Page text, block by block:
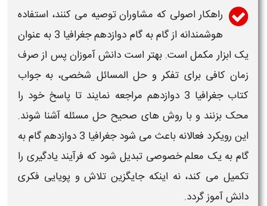
راهکار اصولی که مشاوران توصیه می کنند، استفاده
هوشمندانه ازگام به گام دوازدهم جغرافیا 3
به عنوان
یک ابزار مکمل است. بهتر است دانش آموزان پس از صرف
زمان کافی برای تفکر و حل المسائل شخصی، بهجواب
کتاب جغرافیا 3 دوازدهم
مراجعه نمایند تا پاسخ خود را
محک بزنند و با روش های صحیح حل مسئله آشنا شوند.
این رویکرد فعالانه باعث می شود
جغرافیا 3 دوازدهم گام به
گام به یک معلم خصوصی تبدیل شود که فرآیند یادگیری را
تکمیل می کند، نه اینکه جایگزین تلاش و پویایی فکری
دانش آموز گردد.